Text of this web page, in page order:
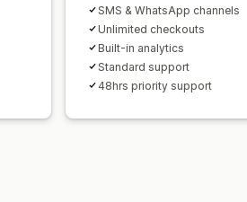
SMS & WhatsApp channels
Unlimited checkouts
Built-in analytics
Standard support
48hrs priority support